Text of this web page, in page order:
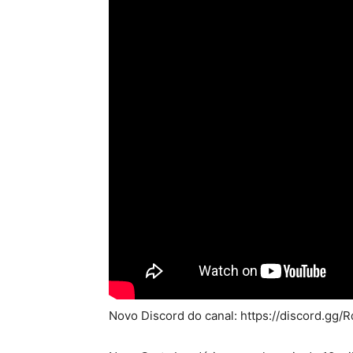
Novo Discord do canal: https://discord.gg/